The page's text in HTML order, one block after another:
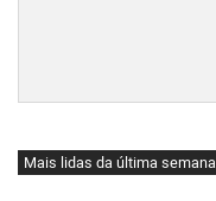
Mais lidas da última semana